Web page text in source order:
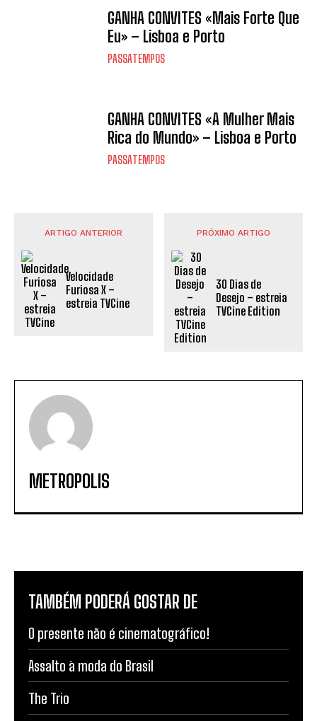
GANHA CONVITES «Mais Forte Que
Eu» – Lisboa e Porto
PASSATEMPOS
GANHA CONVITES «A Mulher Mais
Rica do Mundo» – Lisboa e Porto
PASSATEMPOS
ARTIGO ANTERIOR
Velocidade
Furiosa X –
estreia TVCine
PRÓXIMO ARTIGO
30 Dias de
Desejo – estreia
TVCine Edition
METROPOLIS
TAMBÉM PODERÁ GOSTAR DE
O presente não é cinematográfico!
Assalto à moda do Brasil
The Trio